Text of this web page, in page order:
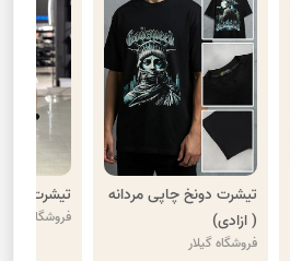
تیشرت دونخ چاپی مردانه
( ازادی)
فروشگاه گیلار
تیشرت دونخ
فروشگاه گیلار